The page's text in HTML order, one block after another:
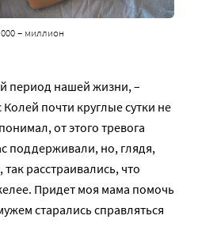
– миллион
период нашей жизни, –
почти круглые сутки не
от этого тревога
поддерживали, но, глядя,
расстраивались, что
Придет моя мама помочь
старались справляться